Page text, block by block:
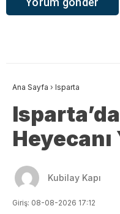
Ana Sayfa › Isparta
Heyecanı
Kubilay Kapı
Giriş: 08-08-2026 17:12